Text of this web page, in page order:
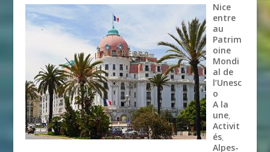
Nice
entre
au
Patrim
oine
Mondi
al de
l’Unesc
o
A la
une,
Activit
és,
Alpes-